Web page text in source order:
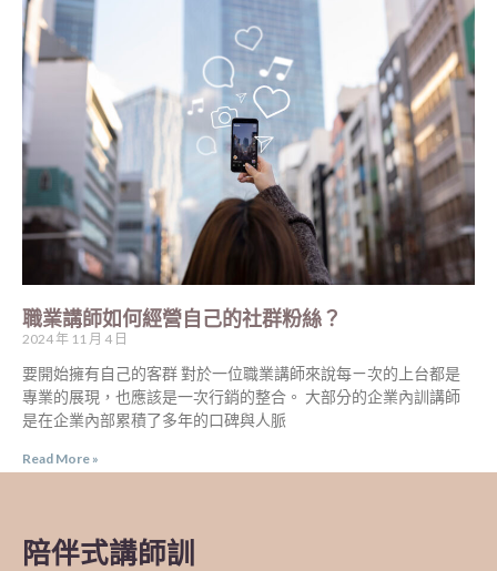
職業講師如何經營自己的社群粉絲？
2024 年 11 月 4 日
要開始擁有自己的客群 對於一位職業講師來說每ㄧ次的上台都是
專業的展現，也應該是一次行銷的整合。 大部分的企業內訓講師
是在企業內部累積了多年的口碑與人脈
Read More »
陪伴式講師訓